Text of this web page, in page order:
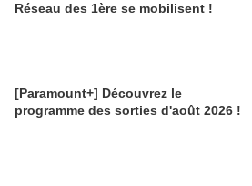
Réseau des 1ère se mobilisent !
[Paramount+] Découvrez le
programme des sorties d'août 2026 !